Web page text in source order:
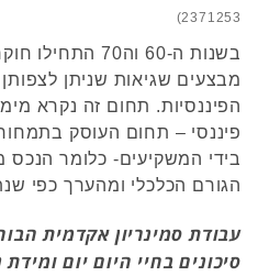
2371253)
בשנות ה-60 וה70
מבצעים שגיאות שניתן
הפיננסיות. תחום זה נקרא
פיננסי – תחום העוסק
הגורם הכלכלי ומהערך כפי
עבודת סמינריון אקדמית
סיכונים בחיי היום יום